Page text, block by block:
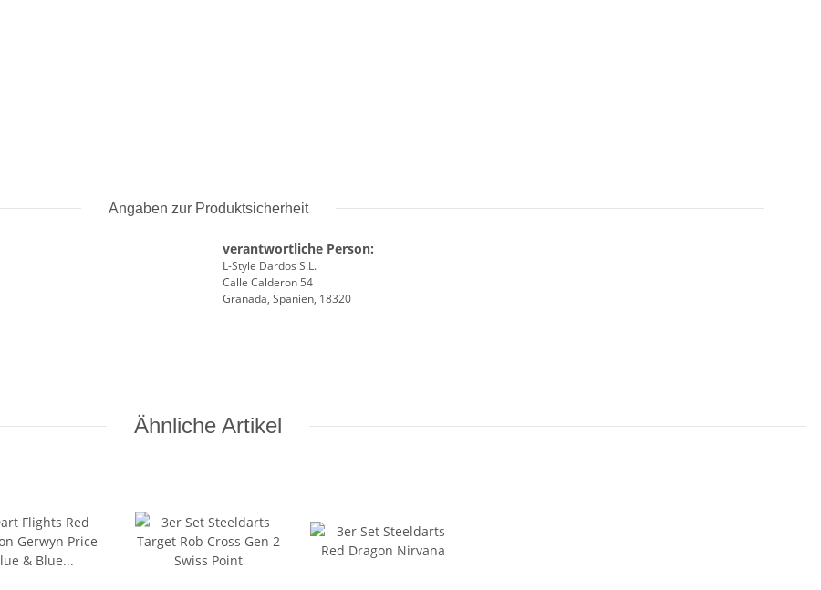
Angaben zur Produktsicherheit
verantwortliche Person:
L-Style Dardos S.L.
Calle Calderon 54
Granada, Spanien, 18320
Ähnliche Artikel